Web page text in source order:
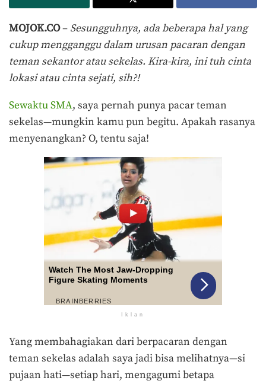
MOJOK.CO– Sesungguhnya, ada beberapa hal yang
cukup mengganggu dalam urusan pacaran dengan
teman sekantor atau sekelas. Kira-kira, ini tuh cinta
lokasi atau cinta sejati, sih?!
Sewaktu SMA, saya pernah punya pacar teman
sekelas—mungkin kamu pun begitu. Apakah rasanya
menyenangkan? O, tentu saja!
Iklan
Yang membahagiakan dari berpacaran dengan
teman sekelas adalah saya jadi bisa melihatnya—si
pujaan hati—setiap hari, mengagumi betapa